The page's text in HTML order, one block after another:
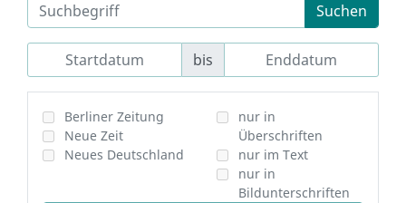
Suchen
bis
Berliner Zeitung
Neue Zeit
Neues Deutschland
nur in
Überschriften
nur im Text
nur in
Bildunterschriften